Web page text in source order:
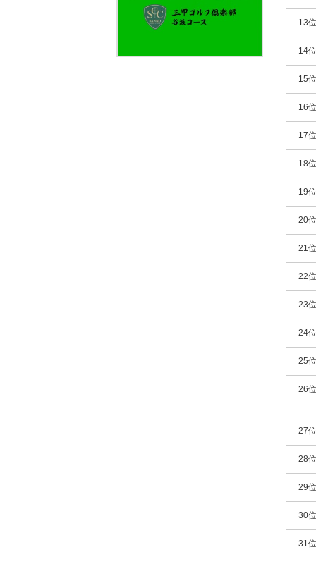
13位
14位
15位
16位
17位
18位
19位
20位
21位
22位
23位
24位
25位
26位
27位
28位
29位
30位
31位